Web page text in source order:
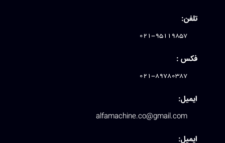
تلفن:
021-95119857
فکس :
021-89780387
ایمیل:
alfamachine.co@gmail.com
ایمیل: